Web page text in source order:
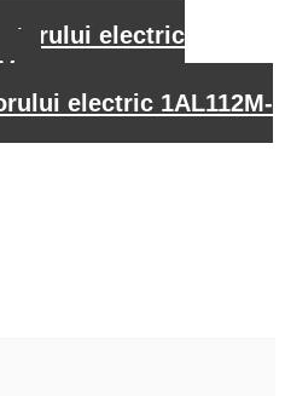
electric
electric 1AL112M-